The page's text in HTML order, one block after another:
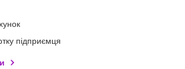
підприємця